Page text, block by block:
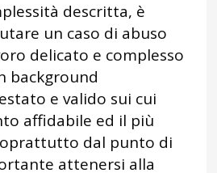
descritta, è
un caso di abuso
delicato e complesso
background
e valido sui cui
affidabile ed il più
dal punto di
attenersi alla